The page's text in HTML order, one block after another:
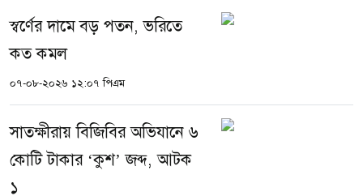
স্বর্ণের দামে বড় পতন, ভরিতে
কত কমল
০৭-০৮-২০২৬ ১২:০৭ পিএম
সাতক্ষীরায় বিজিবির অভিযানে ৬
কোটি টাকার ‘কুশ’ জব্দ, আটক
১